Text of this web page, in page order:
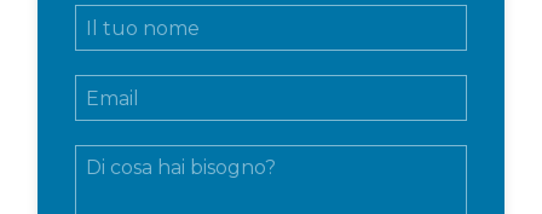
N
E
m
M